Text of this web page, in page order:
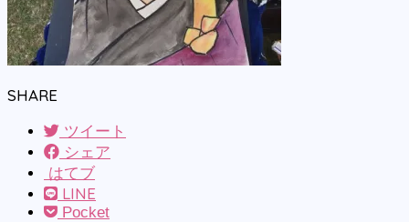
SHARE
ツイート
シェア
はてブ
LINE
Pocket